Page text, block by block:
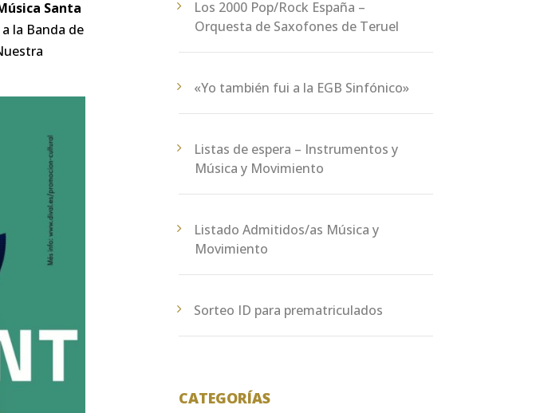
Santa
la Banda de
Los 2000 Pop/Rock España –
Orquesta de Saxofones de Teruel
«Yo también fui a la EGB Sinfónico»
Listas de espera – Instrumentos y
Música y Movimiento
Listado Admitidos/as Música y
Movimiento
Sorteo ID para prematriculados
CATEGORÍAS